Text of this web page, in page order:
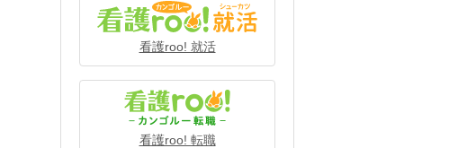
看護roo! 就活
看護roo! 転職